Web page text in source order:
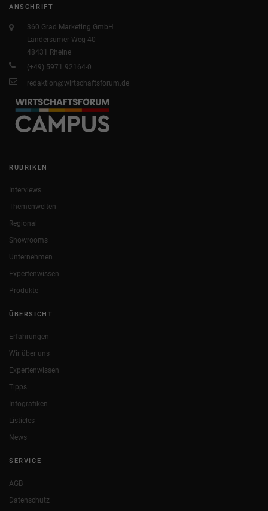
ANSCHRIFT
360 Grad Marketing GmbH
Landersumer Weg 40
48431 Rheine
(+49) 5971 92164-0
redaktion@wirtschaftsforum.de
RUBRIKEN
Interviews
Themenwelten
Regional
Showrooms
Unternehmen
Expertenwissen
Produkte
ÜBERSICHT
Erfahrungen
Wir über uns
Expertenwissen
Tipps
Infografiken
Listicles
News
SERVICE
AGB
Datenschutz